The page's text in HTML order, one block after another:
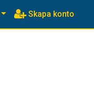
Skapa konto